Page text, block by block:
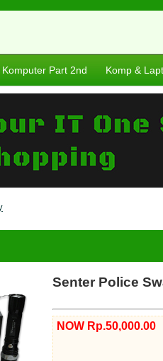
Komputer Part 2nd Komp &
Senter Police
NOW Rp.50,000.00